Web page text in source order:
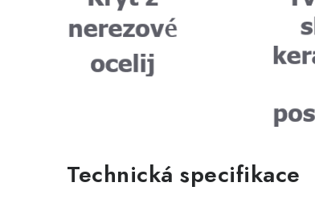
Technická specifikace